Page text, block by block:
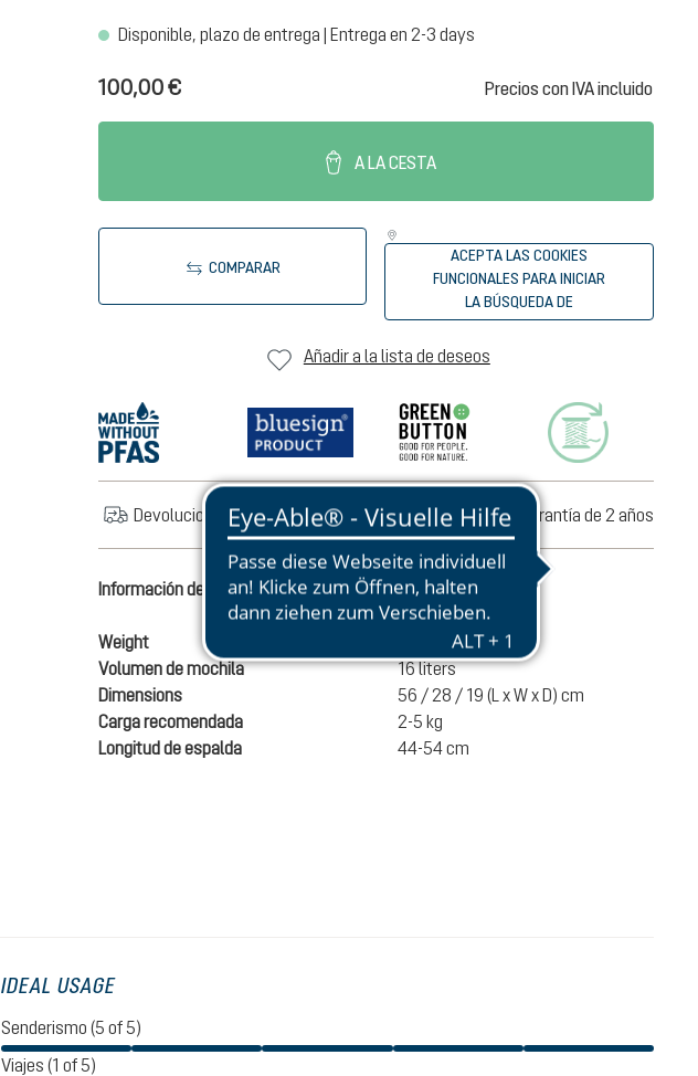
Disponible, plazo de entrega | Entrega en 2-3 days
100,00 € Precios con IVA incluido
A LA CESTA
COMPARAR
ACEPTA LAS COOKIES
FUNCIONALES PARA INICIAR
LA BÚSQUEDA DE
DISTRIBUIDORES
Añadir a la lista de deseos
Devoluciones en 30 días Garantía de 2 años
Información del producto
Weight
Volumen de mochila
16 liters
Dimensions
56 / 28 / 19 (L x W x D) cm
Carga recomendada
2-5 kg
Longitud de espalda
44-54 cm
IDEAL USAGE
Senderismo (5 of 5)
Viajes (1 of 5)